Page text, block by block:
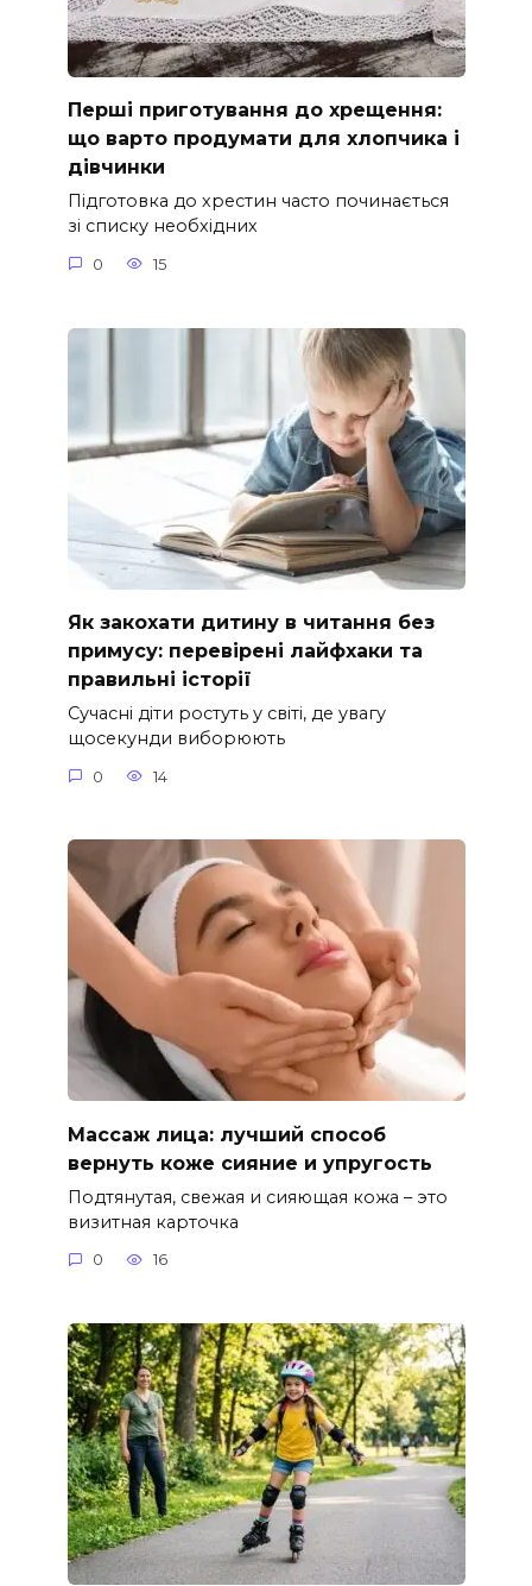
Перші приготування до хрещення:
що варто продумати для хлопчика і
дівчинки
Підготовка до хрестин часто починається
зі списку необхідних
0 15
Як закохати дитину в читання без
примусу: перевірені лайфхаки та
правильні історії
Сучасні діти ростуть у світі, де увагу
щосекунди виборюють
0 14
Массаж лица: лучший способ
вернуть коже сияние и упругость
Подтянутая, свежая и сияющая кожа – это
визитная карточка
0 16